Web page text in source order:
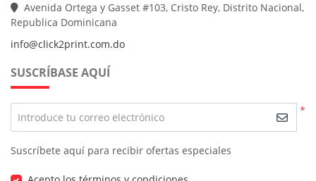
Avenida Ortega y Gasset #103, Cristo Rey, Distrito Nacional,
Republica Dominicana
info@click2print.com.do
SUSCRÍBASE AQUÍ
*
Introduce tu correo electrónico
Suscríbete aquí para recibir ofertas especiales